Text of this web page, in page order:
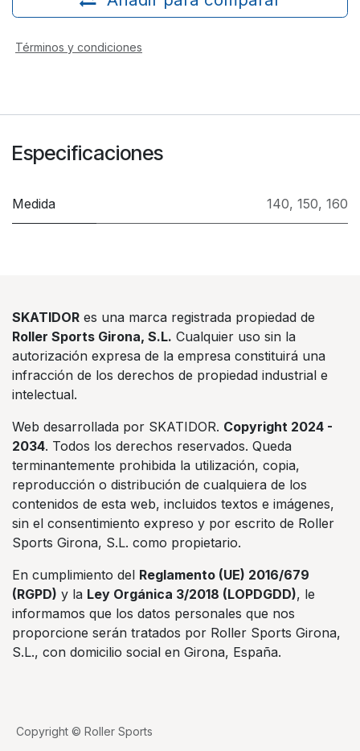
Términos y condiciones
Especificaciones
Medida 140, 150, 160
SKATIDOR es una marca registrada propiedad de
Roller Sports Girona, S.L. Cualquier uso sin la
autorización expresa de la empresa constituirá una
infracción de los derechos de propiedad industrial e
intelectual.
Web desarrollada por SKATIDOR. Copyright 2024 -
2034. Todos los derechos reservados. Queda
terminantemente prohibida la utilización, copia,
reproducción o distribución de cualquiera de los
contenidos de esta web, incluidos textos e imágenes,
sin el consentimiento expreso y por escrito de Roller
Sports Girona, S.L. como propietario.
En cumplimiento del Reglamento (UE) 2016/679
(RGPD) y la Ley Orgánica 3/2018 (LOPDGDD), le
informamos que los datos personales que nos
proporcione serán tratados por Roller Sports Girona,
S.L., con domicilio social en Girona, España.
Copyright © Roller Sports